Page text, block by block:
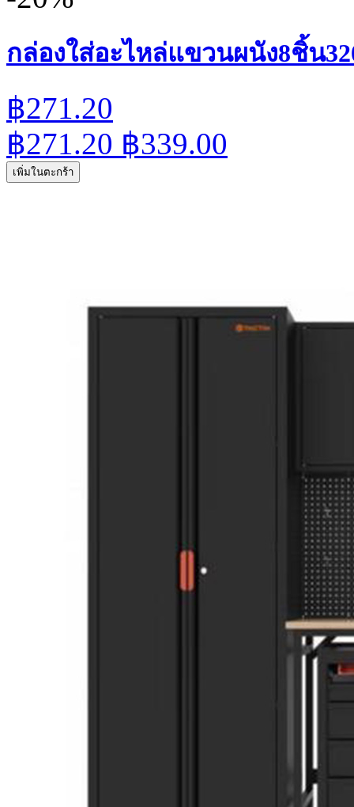
กล่องใส่อะไหล่แขวนผนัง8ชิ้น
฿271.20
฿271.20 ฿339.00
เพิ่มในตะกร้า